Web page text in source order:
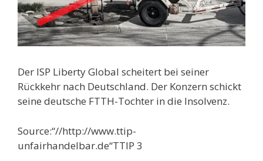
Der ISP Liberty Global scheitert bei seiner
Rückkehr nach Deutschland. Der Konzern schickt
seine deutsche FTTH-Tochter in die Insolvenz.
Source:“//http://www.ttip-
unfairhandelbar.de“TTIP 3